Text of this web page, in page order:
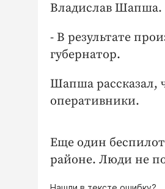
Владислав Шапша.
- В результате
губернатор.
Шапша рассказал,
оперативники.
Еще один
районе. Люди не